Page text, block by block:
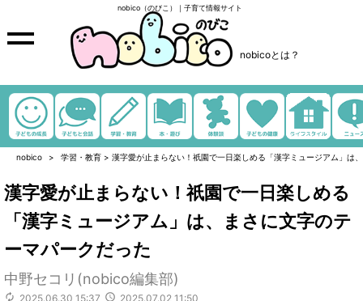
nobico（のびこ）｜子育て情報サイト
nobicoとは？
nobico 学習・教育 > 漢字愛が止まらない！祇園で一日楽しめる「漢字ミュージアム」は
漢字愛が止まらない！祇園で一日楽しめる
「漢字ミュージアム」は、まさに文字のテ
ーマパークだった
中野セコリ(nobico編集部)
2025.06.30 15:37 2025.07.02 11:50